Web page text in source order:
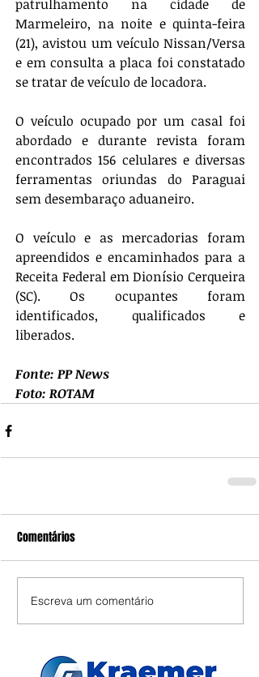
patrulhamento na cidade de
Marmeleiro, na noite e quinta-feira
(21), avistou um veículo Nissan/Versa
e em consulta a placa foi constatado
se tratar de veículo de locadora.
O veículo ocupado por um casal foi
abordado e durante revista foram
encontrados 156 celulares e diversas
ferramentas oriundas do Paraguai
sem desembaraço aduaneiro.
O veículo e as mercadorias foram
apreendidos e encaminhados para a
Receita Federal em Dionísio Cerqueira
(SC). Os ocupantes foram
identificados, qualificados e
liberados.
Fonte: PP News
Foto: ROTAM
Comentários
Escreva um comentário